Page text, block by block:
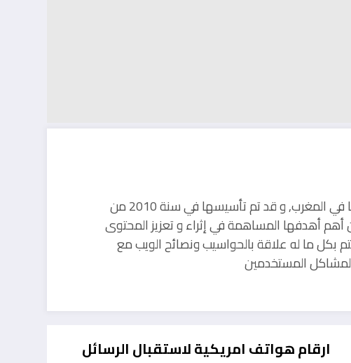
مدونة تقنية يوجد مقرها في المغرب, و قد تم تأسيسها في سنة 2010 من
أهدفها المساهمة في إثراء و تعزيز المحتوى
بكل ما له علاقة بالحواسيب ونصائح الويب مع
لمشاكل المستخدمين
ارقام هواتف امريكية لاستقبال الرسائل